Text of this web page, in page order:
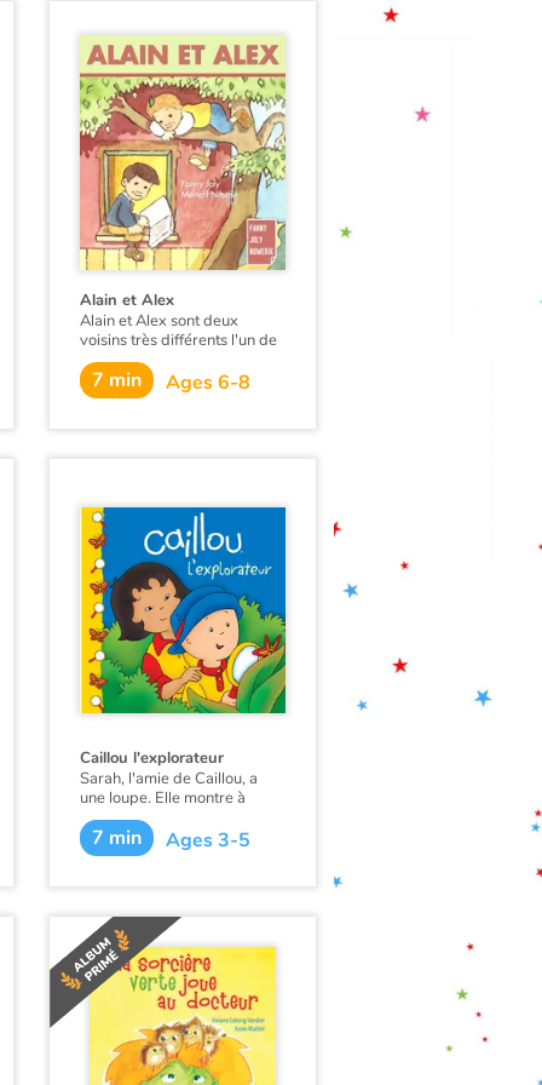
Alain et Alex
Alain et Alex sont deux
voisins très différents l'un de
l'autre jusqu'au jour où ils se
rencontrent. Comment leur
amitié va-t-elle changer leur
7 min Ages 6-8
Caillou l'explorateur
Sarah, l'amie de Caillou, a
une loupe. Elle montre à
Caillou comment grossir
toutes les choses du jardin.
7 min Ages 3-5